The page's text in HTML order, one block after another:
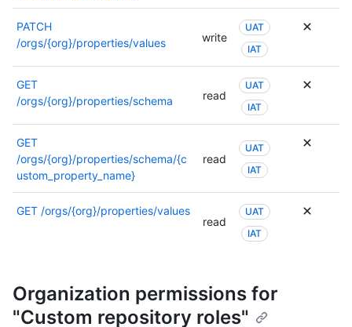
PATCH
/orgs/{org}/properties/values
write
UAT
IAT
GET
/orgs/{org}/properties/schema
read
UAT
IAT
GET
/orgs/{org}/properties/schema/{c
ustom_property_name}
read
UAT
IAT
GET /orgs/{org}/properties/values
read
UAT
IAT
Organization permissions for
"Custom repository roles"